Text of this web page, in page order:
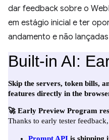
dar feedback sobre o
em estágio inicial e ter
andamento e não